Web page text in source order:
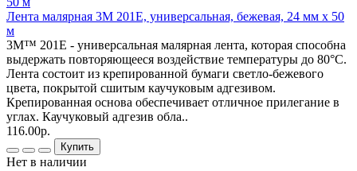
Лента малярная 3М 201E, универсальная, бежевая, 24 мм х 50
м
3M™ 201E - универсальная малярная лента, которая способна
выдержать повторяющееся воздействие температуры до 80°C.
Лента состоит из крепированной бумаги светло-бежевого
цвета, покрытой сшитым каучуковым адгезивом.
Крепированная основа обеспечивает отличное прилегание в
углах. Каучуковый адгезив обла..
116.00р.
Купить
Нет в наличии